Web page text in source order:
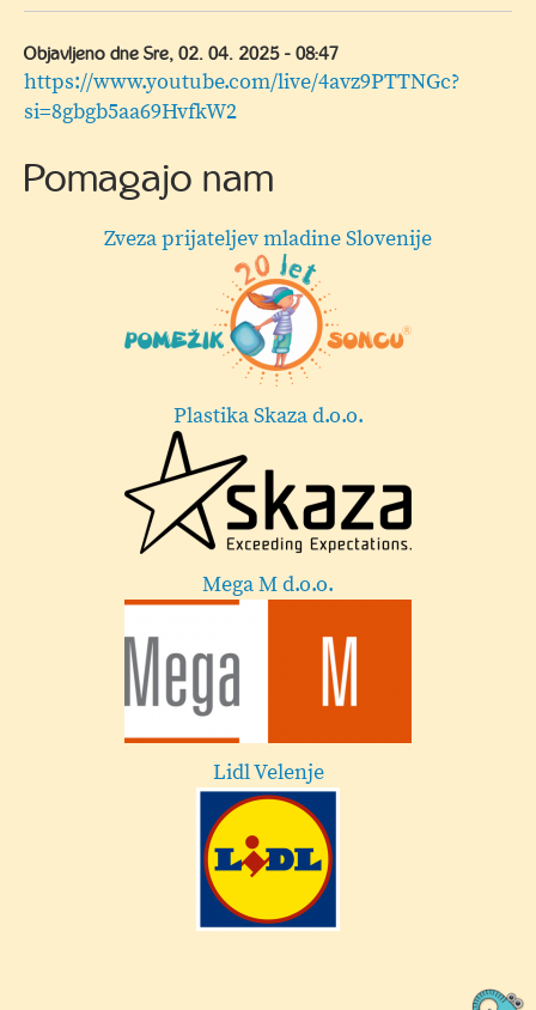
Objavljeno dne Sre, 02. 04. 2025 - 08:47
https://www.youtube.com/live/4avz9PTTNGc?
si=8gbgb5aa69HvfkW2
Pomagajo nam
Zveza prijateljev mladine Slovenije
Plastika Skaza d.o.o.
Mega M d.o.o.
Lidl Velenje